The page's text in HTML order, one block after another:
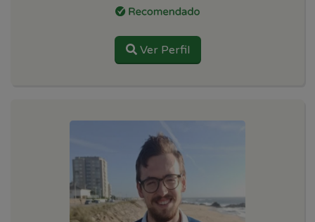
Ver Perfil